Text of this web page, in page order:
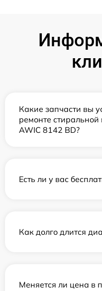
Какие запчасти вы
ремонте
AWIC 8142 BD?
Есть ли у вас
Как долго длится
Меняется ли цена в